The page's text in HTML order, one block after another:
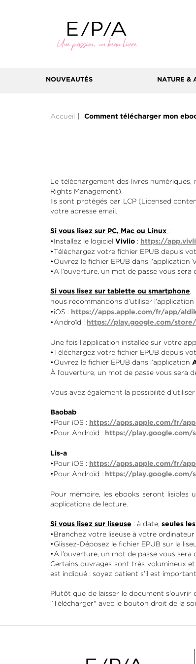
NOUVEAUTÉS NATURE &
Accueil Comment télécharger mon
Le téléchargement des livres
Rights Management).
Ils sont protégés par LCP (Licensed
votre adresse email.
Si vous lisez sur PC, Mac ou Linux :
•Installez le logiciel Vivlio : https://
•Téléchargez votre fichier EPUB depuis
•Ouvrez le fichier EPUB dans l’application
•A l’ouverture, un mot de passe vous
Si vous lisez sur tablette ou smartphone,
nous recommandons d’utiliser l’application
•iOS : https://apps.apple.com/fr/app/
•Androïd : https://play.google.com/
Une fois l’application installée sur votre
•Téléchargez votre fichier EPUB depuis
•Ouvrez le fichier EPUB dans l’application
À l’ouverture, un mot de passe vous sera
Vous avez également la possibilité
Baobab
•Pour iOS : https://apps.apple.com/fr/
•Pour Androïd : https://play.google.com/
Lis-a
•Pour iOS : https://apps.apple.com/fr/
•Pour Androïd : https://play.google.com/
Pour mémoire, les ebooks seront lisibles
applications de lecture.
Si vous lisez sur liseuse : à date, seules
•Branchez votre liseuse à votre ordinateur
•Glissez-Déposez le fichier EPUB sur la
•A l’ouverture, un mot de passe vous
Certains ouvrages sont très volumineux
est indiqué : soyez patient s’il est
Plutôt que de laisser le document s'ouvrir
"Télécharger" avec le bouton droit de la